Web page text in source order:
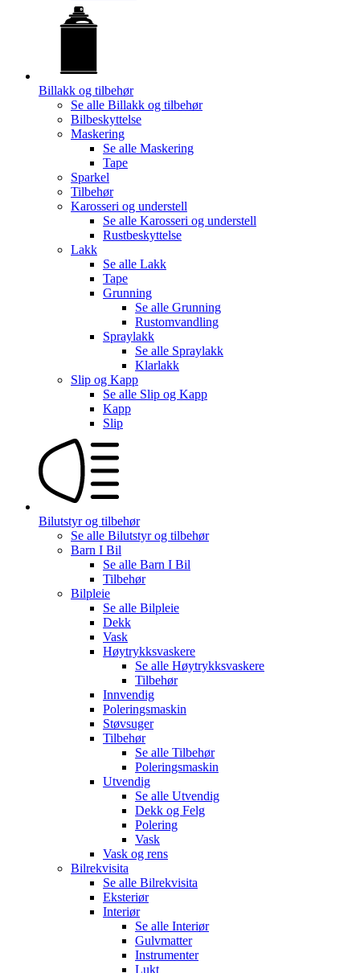
Billakk og tilbehør
Se alle Billakk og tilbehør
Bilbeskyttelse
Maskering
Se alle Maskering
Tape
Sparkel
Tilbehør
Karosseri og understell
Se alle Karosseri og understell
Rustbeskyttelse
Lakk
Se alle Lakk
Tape
Grunning
Se alle Grunning
Rustomvandling
Spraylakk
Se alle Spraylakk
Klarlakk
Slip og Kapp
Se alle Slip og Kapp
Kapp
Slip
Bilutstyr og tilbehør
Se alle Bilutstyr og tilbehør
Barn I Bil
Se alle Barn I Bil
Tilbehør
Bilpleie
Se alle Bilpleie
Dekk
Vask
Høytrykksvaskere
Se alle Høytrykksvaskere
Tilbehør
Innvendig
Poleringsmaskin
Støvsuger
Tilbehør
Se alle Tilbehør
Poleringsmaskin
Utvendig
Se alle Utvendig
Dekk og Felg
Polering
Vask
Vask og rens
Bilrekvisita
Se alle Bilrekvisita
Eksteriør
Interiør
Se alle Interiør
Gulvmatter
Instrumenter
Lukt